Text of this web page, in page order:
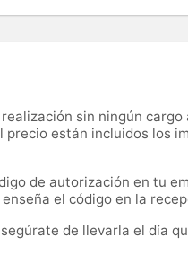
sin ningún cargo
precio están incluidos los
de autorización en tu
el código en la
de llevarla el día